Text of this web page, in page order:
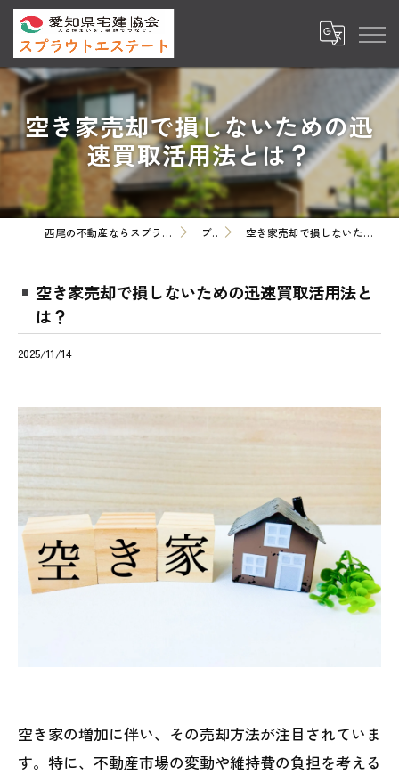
空き家売却で損しないための迅
速買取活用法とは？
西尾の不動産ならスプラウトエステート株式会社 ブログ 空き家売却で損しないための迅速買取活用法とは？
空き家売却で損しないための迅速買取活用法と
は？
2025/11/14
空き家の増加に伴い、その売却方法が注目されていま
す。特に、不動産市場の変動や維持費の負担を考える